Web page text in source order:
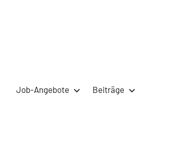
Job-Angebote Beiträge